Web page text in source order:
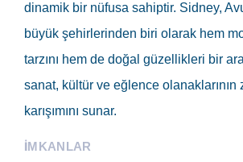
dinamik bir nüfusa sahiptir. Sidney,
büyük şehirlerinden biri olarak hem
tarzını hem de doğal güzellikleri bir
sanat, kültür ve eğlence olanaklarının
karışımını sunar.
İMKANLAR